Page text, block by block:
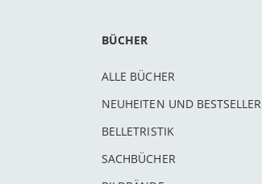
BÜCHER
ALLE BÜCHER
NEUHEITEN UND BESTSELLER
BELLETRISTIK
SACHBÜCHER